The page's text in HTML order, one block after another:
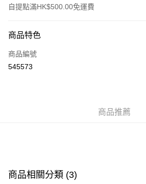
自提點滿HK$500.00免運費
信用卡
AlipayHK
每筆HK$40.00，滿HK$500.00或以上免運費
每筆HK$40.00，滿HK$500.00或以上免運費
商品特色
商品編號
545573
商品推薦
商品相關分類 (3)